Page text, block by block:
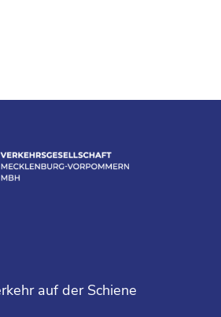
auf der Schiene